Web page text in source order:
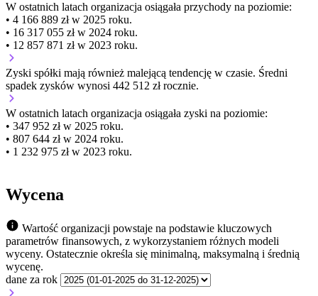
W ostatnich latach organizacja osiągała przychody na poziomie:
• 4 166 889 zł w 2025 roku.
• 16 317 055 zł w 2024 roku.
• 12 857 871 zł w 2023 roku.
Zyski spółki mają również malejącą tendencję w czasie. Średni
spadek zysków wynosi 442 512 zł rocznie.
W ostatnich latach organizacja osiągała zyski na poziomie:
• 347 952 zł w 2025 roku.
• 807 644 zł w 2024 roku.
• 1 232 975 zł w 2023 roku.
Wycena
Wartość organizacji powstaje na podstawie kluczowych
parametrów finansowych, z wykorzystaniem różnych modeli
wyceny. Ostatecznie określa się minimalną, maksymalną i średnią
wycenę.
dane za rok